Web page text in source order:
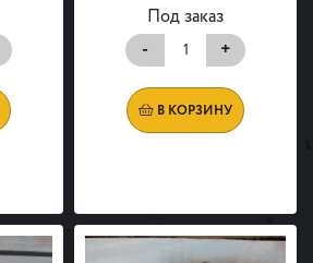
Под заказ
-
+
В КОРЗИНУ